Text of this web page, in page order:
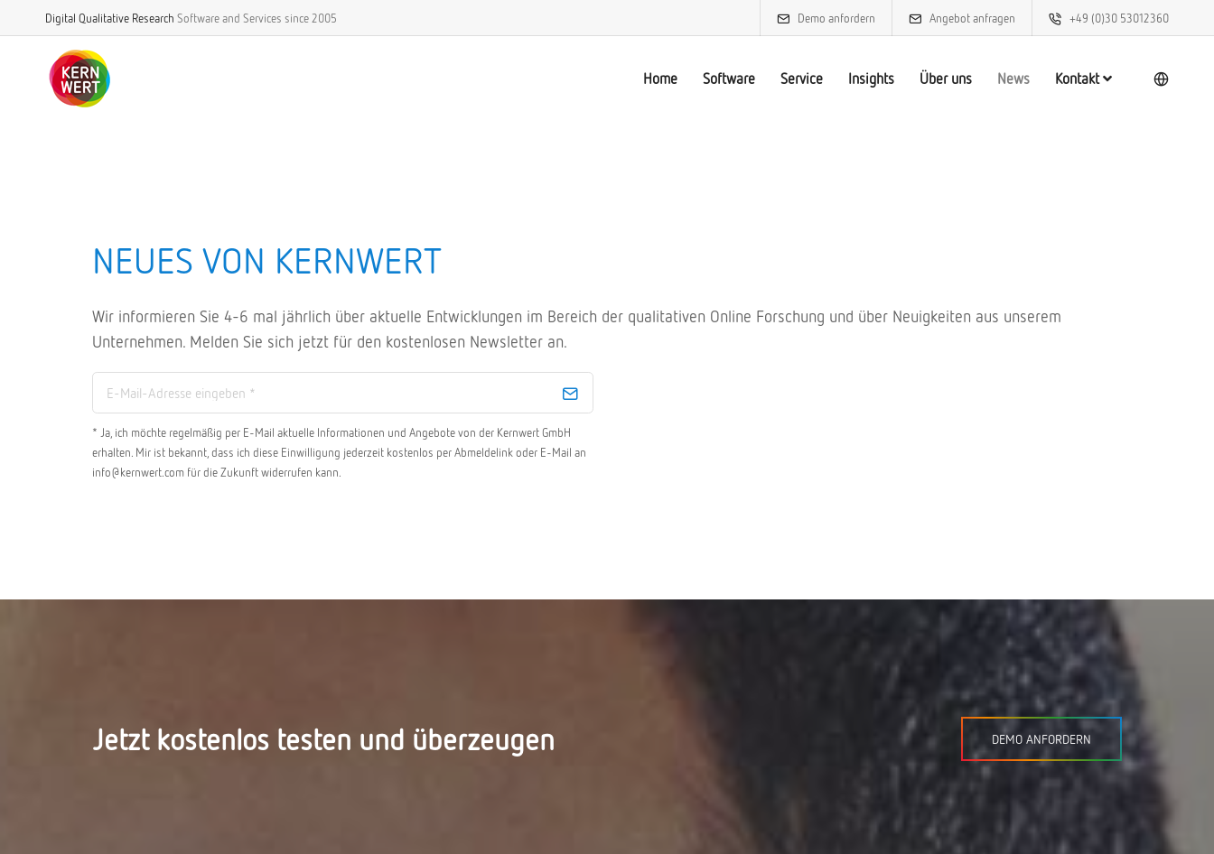
Digital Qualitative Research Software and Services since 2005 Demo anfordern Angebot anfragen +49 (0)30 53012360
Home Software Service Insights Über uns News Kontakt
NEUES VON KERNWERT
Wir informieren Sie 4-6 mal jährlich über aktuelle Entwicklungen im Bereich der qualitativen Online Forschung und über Neuigkeiten aus unserem
Unternehmen. Melden Sie sich jetzt für den kostenlosen Newsletter an.
* Ja, ich möchte regelmäßig per E-Mail aktuelle Informationen und Angebote von der Kernwert GmbH
erhalten. Mir ist bekannt, dass ich diese Einwilligung jederzeit kostenlos per Abmeldelink oder E-Mail an
info@kernwert.com für die Zukunft widerrufen kann.
Jetzt kostenlos testen und überzeugen DEMO ANFORDERN